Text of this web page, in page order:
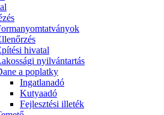
hivatal
nyilvántartás
a poplatky
Ingatlanadó
Kutyaadó
Fejlesztési illeték